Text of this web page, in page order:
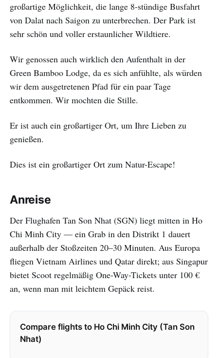
großartige Möglichkeit, die lange 8-stündige Busfahrt
von Dalat nach Saigon zu unterbrechen. Der Park ist
sehr schön und voller erstaunlicher Wildtiere.
Wir genossen auch wirklich den Aufenthalt in der
Green Bamboo Lodge, da es sich anfühlte, als würden
wir dem ausgetretenen Pfad für ein paar Tage
entkommen. Wir mochten die Stille.
Er ist auch ein großartiger Ort, um Ihre Lieben zu
genießen.
Dies ist ein großartiger Ort zum Natur-Escape!
Anreise
Der Flughafen Tan Son Nhat (SGN) liegt mitten in Ho
Chi Minh City — ein Grab in den Distrikt 1 dauert
außerhalb der Stoßzeiten 20–30 Minuten. Aus Europa
fliegen Vietnam Airlines und Qatar direkt; aus Singapur
bietet Scoot regelmäßig One-Way-Tickets unter 100 €
an, wenn man mit leichtem Gepäck reist.
Compare flights to Ho Chi Minh City (Tan Son
Nhat)